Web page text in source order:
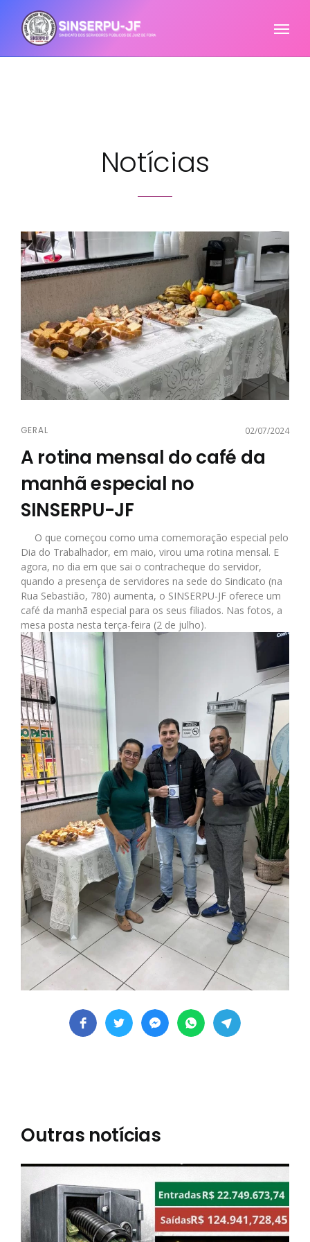
Notícias
GERAL 02/07/2024
A rotina mensal do café da
manhã especial no
SINSERPU-JF
O que começou como uma comemoração especial pelo
Dia do Trabalhador, em maio, virou uma rotina mensal. E
agora, no dia em que sai o contracheque do servidor,
quando a presença de servidores na sede do Sindicato (na
Rua Sebastião, 780) aumenta, o SINSERPU-JF oferece um
café da manhã especial para os seus filiados. Nas fotos, a
mesa posta nesta terça-feira (2 de julho).
Outras notícias